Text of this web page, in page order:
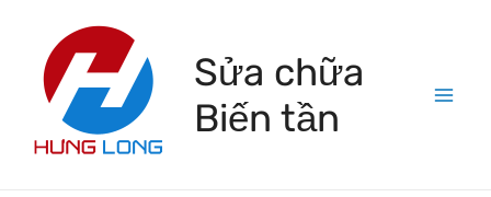
content
Sửa chữa
Biến tần